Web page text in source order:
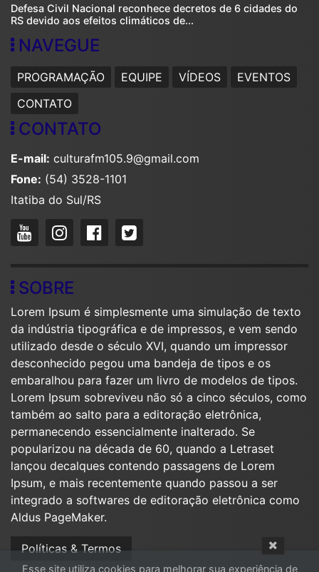
Defesa Civil Nacional reconhece decretos de 6 cidades do
RS devido aos efeitos climáticos de...
NAVEGUE
PROGRAMAÇÃO EQUIPE VÍDEOS
EVENTOS
CONTATO
CONTATO
E-mail: culturafm105.9@gmail.com
Fone: (54) 3528-1101
Itatiba do Sul/RS
SOBRE
Lorem Ipsum é simplesmente uma simulação de texto
da indústria tipográfica e de impressos, e vem sendo
utilizado desde o século XVI, quando um impressor
desconhecido pegou uma bandeja de tipos e os
embaralhou para fazer um livro de modelos de tipos.
Lorem Ipsum sobreviveu não só a cinco séculos, como
também ao salto para a editoração eletrônica,
permanecendo essencialmente inalterado. Se
popularizou na década de 60, quando a Letraset
lançou decalques contendo passagens de Lorem
Ipsum, e mais recentemente quando passou a ser
integrado a softwares de editoração eletrônica como
Aldus PageMaker.
Políticas & Termos
Esse site utiliza cookies para melhorar sua experiência de